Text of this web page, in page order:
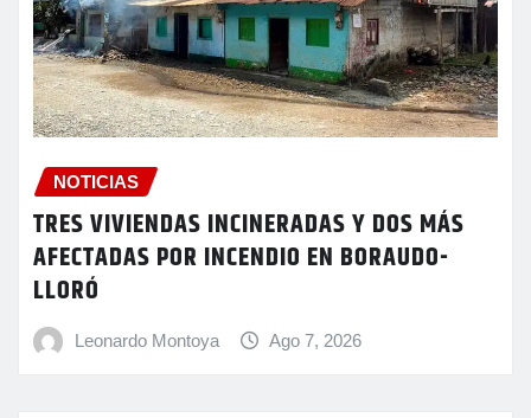
NOTICIAS
TRES VIVIENDAS INCINERADAS Y DOS MÁS
AFECTADAS POR INCENDIO EN BORAUDO-
LLORÓ
Leonardo Montoya Ago 7, 2026